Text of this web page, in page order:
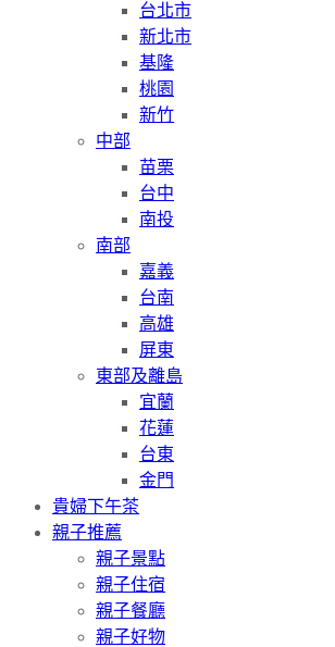
台北市
新北市
基隆
桃園
新竹
中部
苗栗
台中
南投
南部
嘉義
台南
高雄
屏東
東部及離島
宜蘭
花蓮
台東
金門
貴婦下午茶
親子推薦
親子景點
親子住宿
親子餐廳
親子好物